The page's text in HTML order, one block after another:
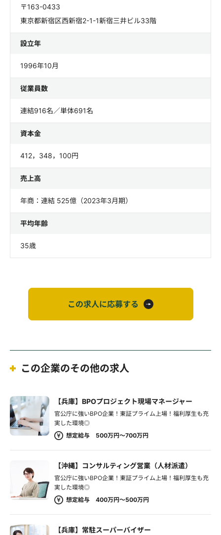
〒163-0433
東京都新宿区西新宿2-1-1新宿三井ビル33階
設立年
1996年10月
従業員数
連結916名／単体691名
資本金
412，348，100円
売上高
年商：連結 525億（2023年3月期）
平均年齢
35歳
この求人に応募する
この企業のその他の求人
【兵庫】BPOプロジェクト現場マネージャー
官公庁に強いBPO企業！東証プライム上場！福利厚生も充
実した環境◎
想定給与 500万円～700万円
【沖縄】コンサルティング営業（人材派遣）
官公庁に強いBPO企業！東証プライム上場！福利厚生も充
実した環境◎
想定給与 400万円～500万円
【兵庫】常駐スーパーバイザー